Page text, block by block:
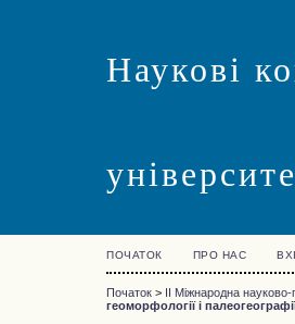
Наукові
ПОЧАТОК ПРО НАС
Початок > IІ Міжнародна
геоморфології і